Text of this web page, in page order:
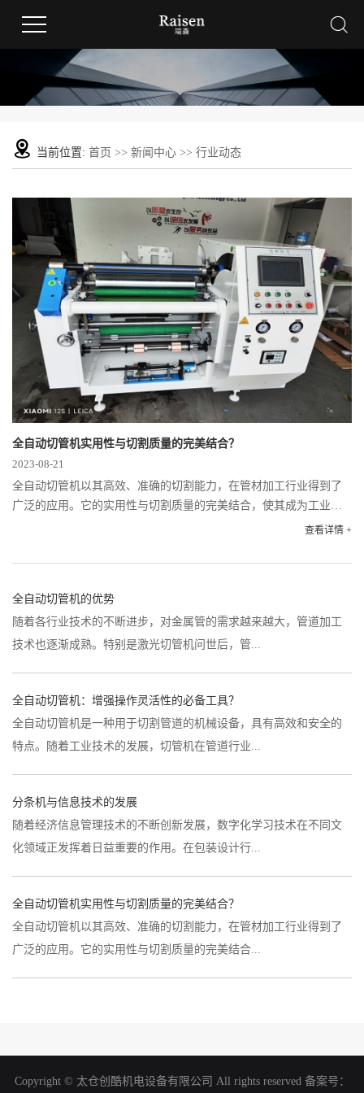
当前位置: 首页 >> 新闻中心 >> 行业动态
全自动切管机实用性与切割质量的完美结合？
2023-08-21
全自动切管机以其高效、准确的切割能力，在管材加工行业得到了
广泛的应用。它的实用性与切割质量的完美结合，使其成为工业生
产中不可或缺的设备之一。下面将从机器的性能、应用领域及切割
查看详情 +
全自动切管机的优势
随着各行业技术的不断进步，对金属管的需求越来越大，管道加工
技术也逐渐成熟。特别是激光切管机问世后，管...
全自动切管机：增强操作灵活性的必备工具？
全自动切管机是一种用于切割管道的机械设备，具有高效和安全的
特点。随着工业技术的发展，切管机在管道行业...
分条机与信息技术的发展
随着经济信息管理技术的不断创新发展，数字化学习技术在不同文
化领域正发挥着日益重要的作用。在包装设计行...
全自动切管机实用性与切割质量的完美结合？
全自动切管机以其高效、准确的切割能力，在管材加工行业得到了
广泛的应用。它的实用性与切割质量的完美结合...
Copyright © 太仓创酷机电设备有限公司 All rights reserved 备案号：